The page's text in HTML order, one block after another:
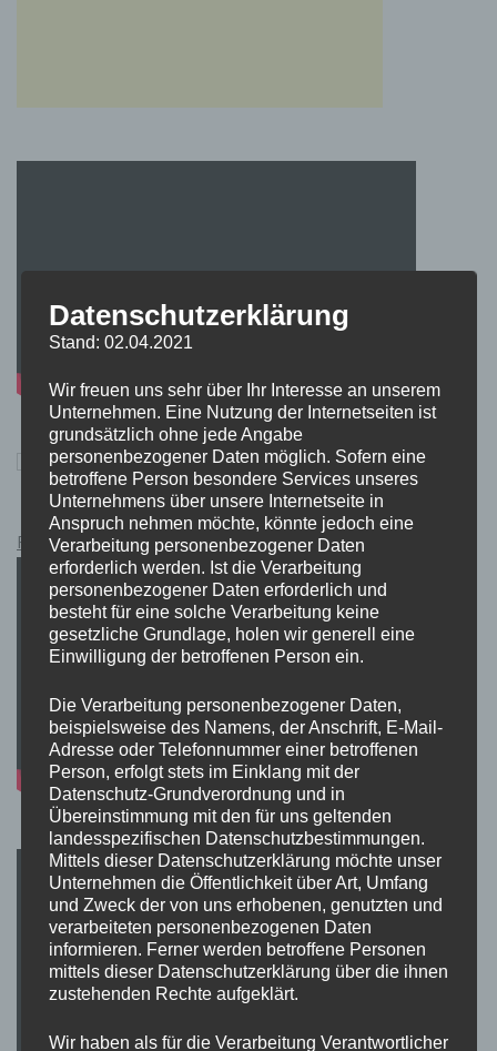
Pokémon Schwert und Schild Kauflink.>LINK<
Datenschutzerklärung
Stand: 02.04.2021
Wir freuen uns sehr über Ihr Interesse an unserem
Unternehmen. Eine Nutzung der Internetseiten ist
grundsätzlich ohne jede Angabe
personenbezogener Daten möglich. Sofern eine
betroffene Person besondere Services unseres
Unternehmens über unsere Internetseite in
Anspruch nehmen möchte, könnte jedoch eine
Verarbeitung personenbezogener Daten
erforderlich werden. Ist die Verarbeitung
personenbezogener Daten erforderlich und
besteht für eine solche Verarbeitung keine
gesetzliche Grundlage, holen wir generell eine
Einwilligung der betroffenen Person ein.
Die Verarbeitung personenbezogener Daten,
beispielsweise des Namens, der Anschrift, E-Mail-
Adresse oder Telefonnummer einer betroffenen
Person, erfolgt stets im Einklang mit der
Datenschutz-Grundverordnung und in
Übereinstimmung mit den für uns geltenden
landesspezifischen Datenschutzbestimmungen.
Mittels dieser Datenschutzerklärung möchte unser
Unternehmen die Öffentlichkeit über Art, Umfang
und Zweck der von uns erhobenen, genutzten und
verarbeiteten personenbezogenen Daten
informieren. Ferner werden betroffene Personen
mittels dieser Datenschutzerklärung über die ihnen
zustehenden Rechte aufgeklärt.
Wir haben als für die Verarbeitung Verantwortlicher